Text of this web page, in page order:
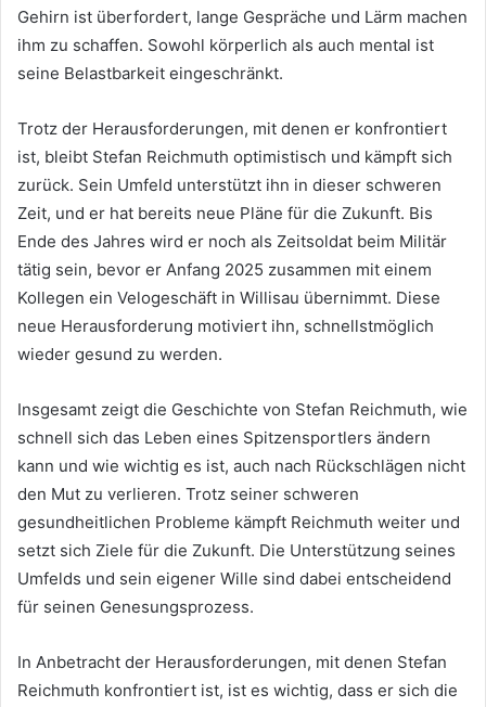
Gehirn ist überfordert, lange Gespräche und Lärm machen
ihm zu schaffen. Sowohl körperlich als auch mental ist
seine Belastbarkeit eingeschränkt.
Trotz der Herausforderungen, mit denen er konfrontiert
ist, bleibt Stefan Reichmuth optimistisch und kämpft sich
zurück. Sein Umfeld unterstützt ihn in dieser schweren
Zeit, und er hat bereits neue Pläne für die Zukunft. Bis
Ende des Jahres wird er noch als Zeitsoldat beim Militär
tätig sein, bevor er Anfang 2025 zusammen mit einem
Kollegen ein Velogeschäft in Willisau übernimmt. Diese
neue Herausforderung motiviert ihn, schnellstmöglich
wieder gesund zu werden.
Insgesamt zeigt die Geschichte von Stefan Reichmuth, wie
schnell sich das Leben eines Spitzensportlers ändern
kann und wie wichtig es ist, auch nach Rückschlägen nicht
den Mut zu verlieren. Trotz seiner schweren
gesundheitlichen Probleme kämpft Reichmuth weiter und
setzt sich Ziele für die Zukunft. Die Unterstützung seines
Umfelds und sein eigener Wille sind dabei entscheidend
für seinen Genesungsprozess.
In Anbetracht der Herausforderungen, mit denen Stefan
Reichmuth konfrontiert ist, ist es wichtig, dass er sich die